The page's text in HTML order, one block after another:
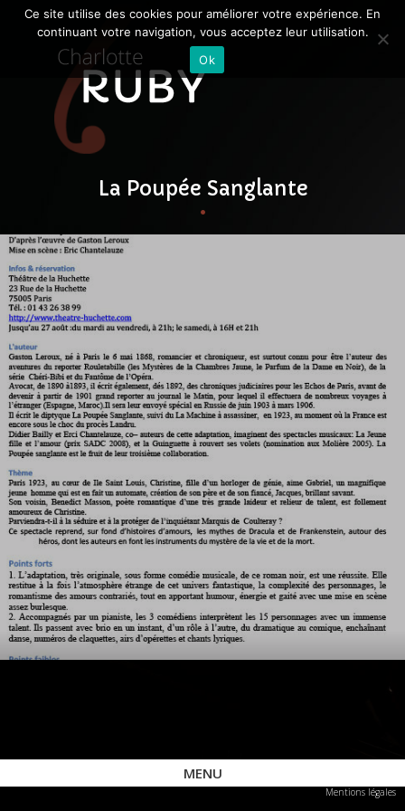
La Poupée Sanglante
MENU
Mentions légales
Ce site utilise des cookies pour améliorer votre expérience. En
continuant votre navigation, vous acceptez leur utilisation.
Ok